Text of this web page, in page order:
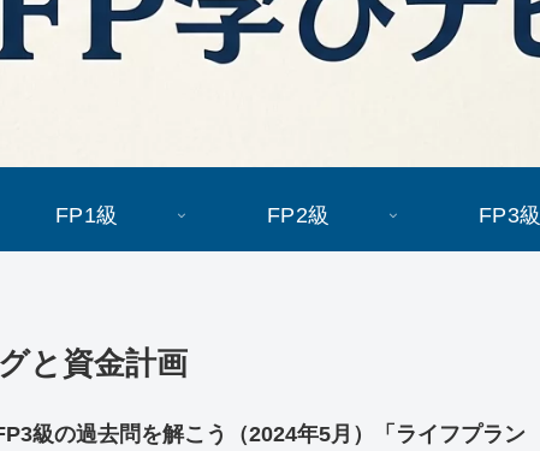
FP1級 FP2級 FP3級
と資金計画
級の過去問を解こう（2024年5月）「ライフプラン